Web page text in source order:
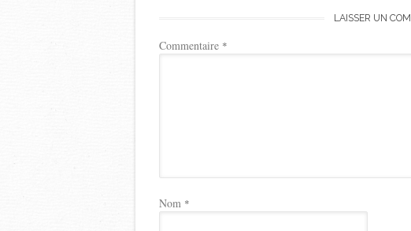
LAISSER UN
Commentaire *
Nom *